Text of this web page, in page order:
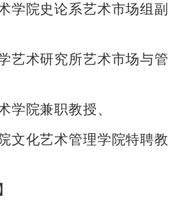
院史论系艺术市场组副
术研究所艺术市场与管
院兼职教授、
化艺术管理学院特聘教